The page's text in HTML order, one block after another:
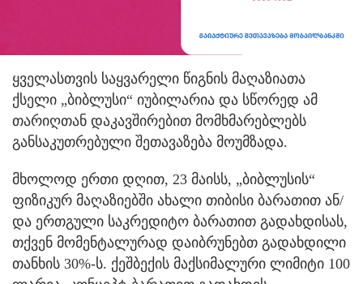
ყველასთვის საყვარელი წიგნის მაღაზიათა
ქსელი „ბიბლუსი“ იუბილარია და სწორედ ამ
თარიღთან დაკავშირებით მომხმარებლებს
განსაკუთრებული შეთავაზება მოუმზადა.
მხოლოდ ერთი დღით, 23 მაისს, „ბიბლუსის“
ფიზიკურ მაღაზიებში ახალი თიბისი ბარათით ან/
და ერთგული საკრედიტო ბარათით გადახდისას,
თქვენ მომენტალურად დაიბრუნებთ გადახდილი
თანხის 30%-ს. ქეშბექის მაქსიმალური ლიმიტი 100